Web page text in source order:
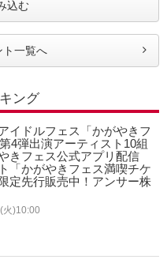
込む
ト一覧へ
ング
イドルフェス「かがやきフ
4弾出演アーティスト10組
きフェス公式アプリ配信
「かがやきフェス満喫チケ
定先行販売中！アンサー株
火)10:00